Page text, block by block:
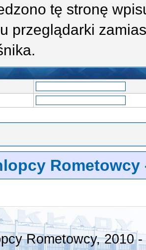
tę stronę
przeglądarki
Rometowcy
Rometowcy, 2010